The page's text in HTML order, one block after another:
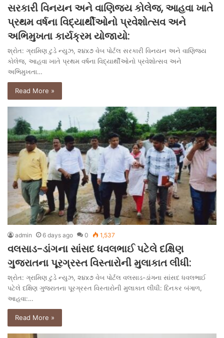
સરકારી વિનયન અને વાણિજ્ય કોલેજ, આહવા ખાતે
પ્રથમ વર્ષના વિદ્યાર્થીઓનો પ્રવેશોત્સવ અને
અભિમુખતા કાર્યક્રમ યોજાયો:
શ્રોત: ગ્રામિણ ટુડે ન્યુઝ, ૨૪x૭ વેબ પોર્ટલ સરકારી વિનયન અને વાણિજ્ય
કોલેજ, આહવા ખાતે પ્રથમ વર્ષના વિદ્યાર્થીઓનો પ્રવેશોત્સવ અને
અભિમુખતા…
Read More »
admin 6 days ago 0 1,537
વલસાડ-ડાંગના સાંસદ ધવલભાઈ પટેલે દક્ષિણ
ગુજરાતના પૂરગ્રસ્ત વિસ્તારોની મુલાકાત લીધી:
શ્રોત: ગ્રામિણ ટુડે ન્યુઝ, ૨૪x૭ વેબ પોર્ટલ વલસાડ-ડાંગના સાંસદ ધવલભાઈ
પટેલે દક્ષિણ ગુજરાતના પૂરગ્રસ્ત વિસ્તારોની મુલાકાત લીધી: દિનકર બંગાળ,
આહવા:…
Read More »